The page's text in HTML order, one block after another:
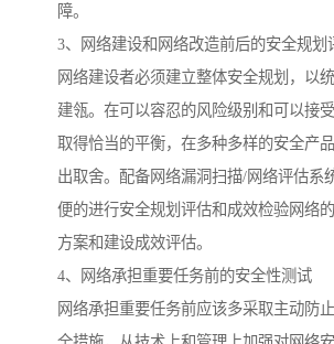
障。
3、网络建设和网络改造前后的安全规划
网络建设者必须建立整体安全规划，以
建瓴。在可以容忍的风险级别和可以接受
取得恰当的平衡，在多种多样的安全产
出取舍。配备网络漏洞扫描/网络评估系
便的进行安全规划评估和成效检验网络
方案和建设成效评估。
4、网络承担重要任务前的安全性测试
网络承担重要任务前应该多采取主动防